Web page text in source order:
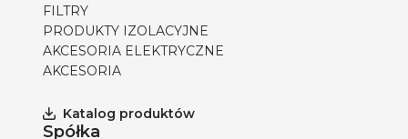
FILTRY
PRODUKTY IZOLACYJNE
AKCESORIA ELEKTRYCZNE
AKCESORIA
Katalog produktów
Spółka